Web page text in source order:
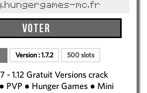
mc.fr
Voter
Version :1.7.2 500 slots
- 1.12 Gratuit Versions crack
PVP ● Hunger Games ● Mini